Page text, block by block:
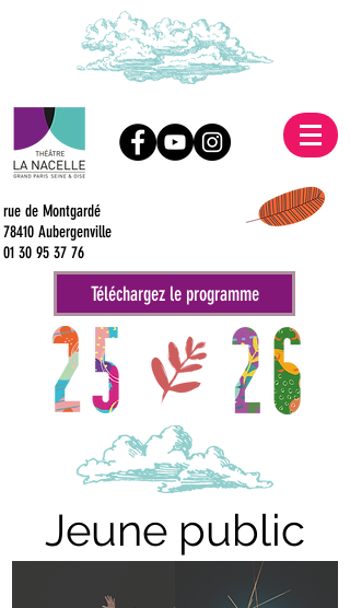
rue de Montgardé
78410 Aubergenville
01 30 95 37 76
Téléchargez le programme
Jeune public